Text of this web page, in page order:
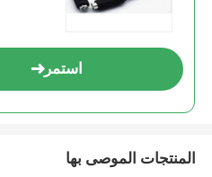
استمر
المنتجات الموصى بها